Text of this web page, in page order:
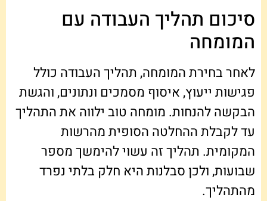
סיכום תהליך העבודה עם
המומחה
לאחר בחירת המומחה, תהליך העבודה כולל
פגישות ייעוץ, איסוף מסמכים ונתונים, והגשת
הבקשה להנחות. מומחה טוב ילווה את התהליך
עד לקבלת ההחלטה הסופית מהרשות
המקומית. תהליך זה עשוי להימשך מספר
שבועות, ולכן סבלנות היא חלק בלתי נפרד
מהתהליך.